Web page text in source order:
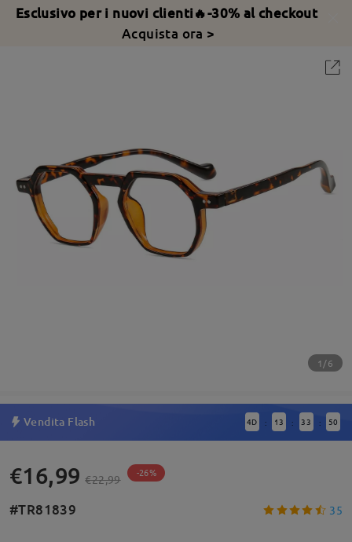
Esclusivo per i nuovi clienti🔥-30% al checkout
Acquista ora >
1/6
Vendita Flash 4D : 13 : 33 : 49
€16,99 €22,99 -26%
#TR81839 35